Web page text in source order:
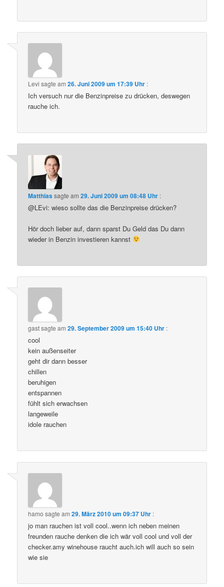
Levi sagte am26. Juni 2009 um 17:39 Uhr :
Ich versuch nur die Benzinpreise zu drücken, deswegen
rauche ich.
Matthiassagte am29. Juni 2009 um 08:48 Uhr :
@LEvi: wieso sollte das die Benzinpreise drücken?
Hör doch lieber auf, dann sparst Du Geld das Du dann
wieder in Benzin investieren kannst
gastsagte am29. September 2009 um 15:40 Uhr :
cool
kein außenseiter
geht dir dann besser
chillen
beruhigen
entspannen
fühlt sich erwachsen
langeweile
idole rauchen
hamo sagte am29. März 2010 um 09:37 Uhr :
jo man rauchen ist voll cool..wenn ich neben meinen
freunden rauche denken die ich wär voll cool und voll der
checker.amy winehouse raucht auch.ich will auch so sein
wie sie